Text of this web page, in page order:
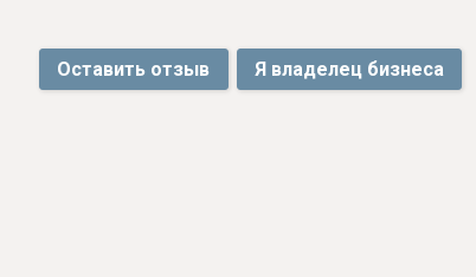
Оставить отзыв Я владелец бизнеса